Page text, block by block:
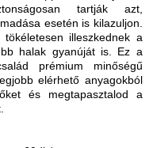
tartják azt,
esetén is kilazuljon.
illeszkednek a
halak gyanúját is. Ez a
prémium minőségű
elérhető anyagokból
és megtapasztalod a